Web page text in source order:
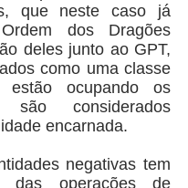
que neste caso já
dos Dragões
deles junto ao GPT,
como uma classe
estão ocupando os
são considerados
encarnada.
negativas tem
das operações de